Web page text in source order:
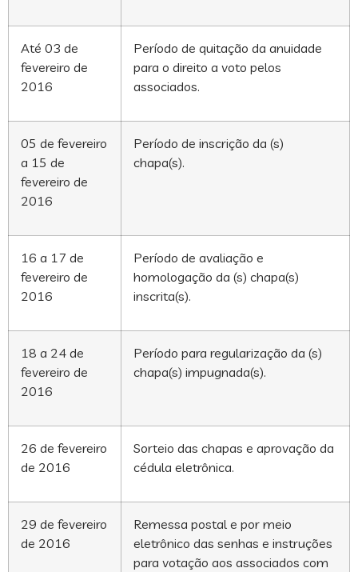
Até 03 de
fevereiro de
2016
Período de quitação da anuidade
para o direito a voto pelos
associados.
05 de fevereiro
a 15 de
fevereiro de
2016
Período de inscrição da (s)
chapa(s).
16 a 17 de
fevereiro de
2016
Período de avaliação e
homologação da (s) chapa(s)
inscrita(s).
18 a 24 de
fevereiro de
2016
Período para regularização da (s)
chapa(s) impugnada(s).
26 de fevereiro
de 2016
Sorteio das chapas e aprovação da
cédula eletrônica.
29 de fevereiro
de 2016
Remessa postal e por meio
eletrônico das senhas e instruções
para votação aos associados com